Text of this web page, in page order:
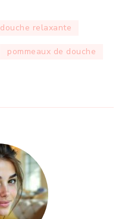
douche relaxante
pommeaux de douche